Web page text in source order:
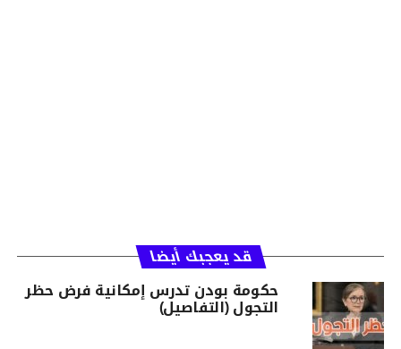
قد يعجبك أيضا
حكومة بودن تدرس إمكانية فرض حظر
التجول (التفاصيل)